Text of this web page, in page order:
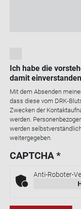
Ich habe die
damit
Mit dem Absenden
dass diese vom DRK-
Zwecken der
werden.
werden
weitergegeben.
CAPTCHA
Anti-Roboter-